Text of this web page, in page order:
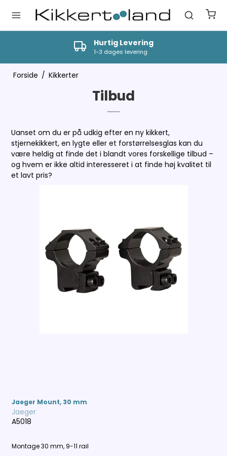
Hurtig Levering
1-3 dages levering
Forside / Kikkerter
Tilbud
Uanset om du er på udkig efter en ny kikkert,
stjernekikkert, en lygte eller et forstørrelsesglas kan du
være heldig at finde det i blandt vores forskellige tilbud –
og hvem er ikke altid interesseret i at finde høj kvalitet til
et lavt pris?
Jaeger Mount, 30 mm
Jaeger
A5018
Montage 30 mm, 9-11 rail